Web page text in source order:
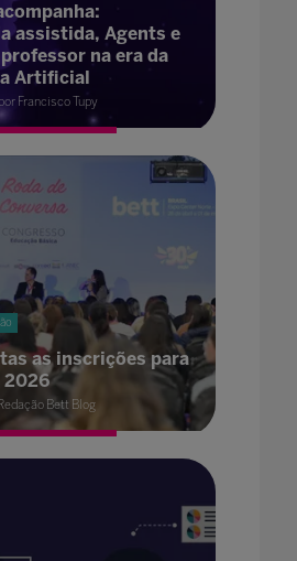
assistida, Agents e
na era da
Artificial
por Francisco Tupy
as inscrições para
2026
Redação Bett Blog